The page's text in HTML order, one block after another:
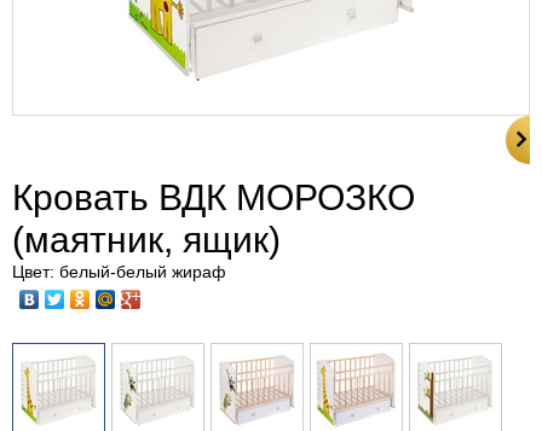
Кровать ВДК МОРОЗКО
(маятник, ящик)
Цвет: белый-белый жираф